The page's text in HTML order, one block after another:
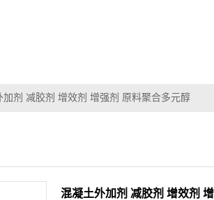
加剂 减胶剂 增效剂 增强剂 原料聚合多元醇
混凝土外加剂 减胶剂 增效剂